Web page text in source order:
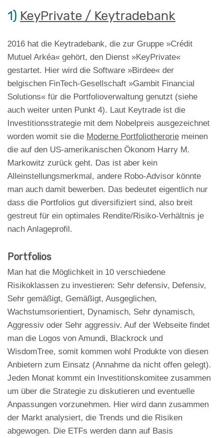
1) KeyPrivate / Keytradebank
2016 hat die Keytradebank, die zur Gruppe »Crédit
Mutuel Arkéa« gehört, den Dienst »KeyPrivate«
gestartet. Hier wird die Software »Birdee« der
belgischen FinTech-Gesellschaft »Gambit Financial
Solutions« für die Portfolioverwaltung genutzt (siehe
auch weiter unten Punkt 4). Laut Keytrade ist die
Investitionsstrategie mit dem Nobelpreis ausgezeichnet
worden womit sie die Moderne Portfoliotherorie meinen
die auf den US-amerikanischen Ökonom Harry M.
Markowitz zurück geht. Das ist aber kein
Alleinstellungsmerkmal, andere Robo-Advisor könnte
man auch damit bewerben. Das bedeutet eigentlich nur
dass die Portfolios gut diversifiziert sind, also breit
gestreut für ein optimales Rendite/Risiko-Verhältnis je
nach Anlageprofil.
Portfolios
Man hat die Möglichkeit in 10 verschiedene
Risikoklassen zu investieren: Sehr defensiv, Defensiv,
Sehr gemäßigt, Gemäßigt, Ausgeglichen,
Wachstumsorientiert, Dynamisch, Sehr dynamisch,
Aggressiv oder Sehr aggressiv. Auf der Webseite findet
man die Logos von Amundi, Blackrock und
WisdomTree, somit kommen wohl Produkte von diesen
Anbietern zum Einsatz (Annahme da nicht offen gelegt).
Jeden Monat kommt ein Investitionskomitee zusammen
um über die Strategie zu diskutieren und eventuelle
Anpassungen vorzunehmen. Hier wird dann zusammen
der Markt analysiert, die Trends und die Risiken
abgewogen. Die ETFs werden dann auf Basis